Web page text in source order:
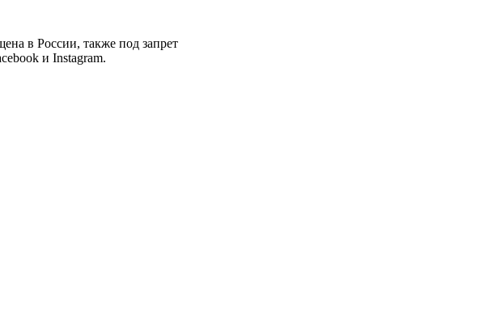
в России, также под запрет
и Instagram.